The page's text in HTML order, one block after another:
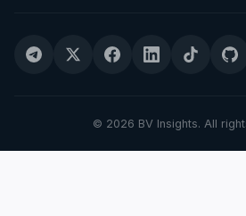
© 2026 BV Insights. All